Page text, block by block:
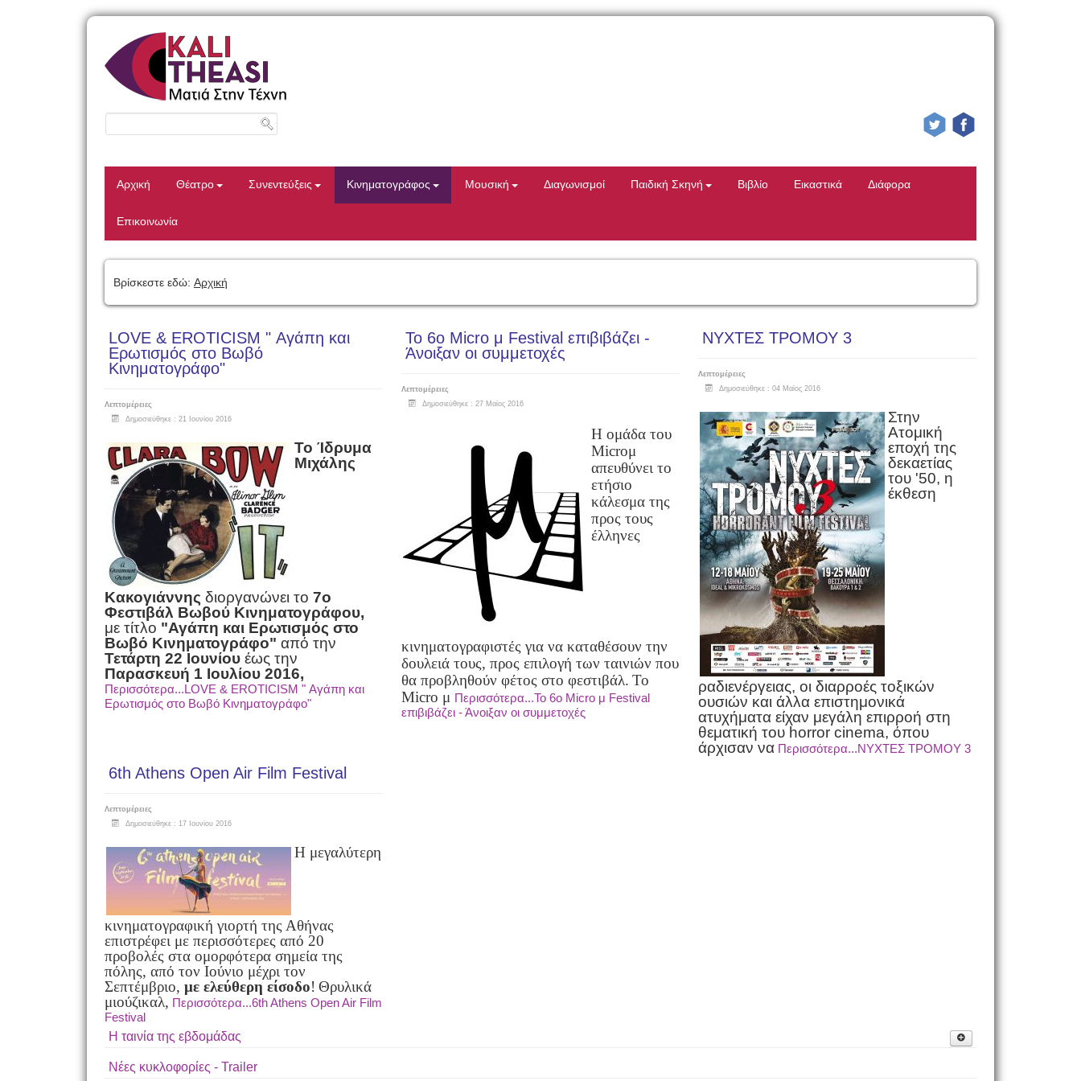
Αρχική Θέατρο Συνεντεύξεις Κινηματογράφος Μουσική Διαγωνισμοί Παιδική Σκηνή Βιβλίο Εικαστικά Διάφορα
Επικοινωνία
Βρίσκεστε εδώ: Αρχική
LOVE & EROTICISM " Αγάπη και
Ερωτισμός στο Βωβό
Κινηματογράφο"
Λεπτομέρειες
Δημοσιεύθηκε : 21 Ιουνίου 2016
Το Ίδρυμα
Μιχάλης
Κακογιάννης διοργανώνει το 7ο
Φεστιβάλ Βωβού Κινηματογράφου,
με τίτλο "Αγάπη και Ερωτισμός στο
Βωβό Κινηματογράφο" από την
Τετάρτη 22 Ιουνίου έως την
Παρασκευή 1 Ιουλίου 2016,
Περισσότερα...LOVE & EROTICISM " Αγάπη και
Ερωτισμός στο Βωβό Κινηματογράφο"
Το 6ο Micro μ Festival επιβιβάζει -
Άνοιξαν οι συμμετοχές
Λεπτομέρειες
Δημοσιεύθηκε : 27 Μαϊος 2016
Η ομάδα του
Microμ
απευθύνει το
ετήσιο
κάλεσμα της
προς τους
έλληνες
κινηματογραφιστές για να καταθέσουν την
δουλειά τους, προς επιλογή των ταινιών που
θα προβληθούν φέτος στο φεστιβάλ. Το
Micro μ Περισσότερα...Το 6ο Micro μ Festival
επιβιβάζει - Άνοιξαν οι συμμετοχές
ΝΥΧΤΕΣ ΤΡΟΜΟΥ 3
Λεπτομέρειες
Δημοσιεύθηκε : 04 Μαϊος 2016
Στην
Ατομική
εποχή της
δεκαετίας
του '50, η
έκθεση
ραδιενέργειας, οι διαρροές τοξικών
ουσιών και άλλα επιστημονικά
ατυχήματα είχαν μεγάλη επιρροή στη
θεματική του horror cinema, όπου
άρχισαν να Περισσότερα...ΝΥΧΤΕΣ ΤΡΟΜΟΥ 3
6th Athens Open Air Film Festival
Λεπτομέρειες
Δημοσιεύθηκε : 17 Ιουνίου 2016
Η μεγαλύτερη
κινηματογραφική γιορτή της Αθήνας
επιστρέφει με περισσότερες από 20
προβολές στα ομορφότερα σημεία της
πόλης, από τον Ιούνιο μέχρι τον
Σεπτέμβριο, με ελεύθερη είσοδο! Θρυλικά
μιούζικαλ, Περισσότερα...6th Athens Open Air Film
Festival
Η ταινία της εβδομάδας
THE KILLER
Νέες κυκλοφορίες - Trailer